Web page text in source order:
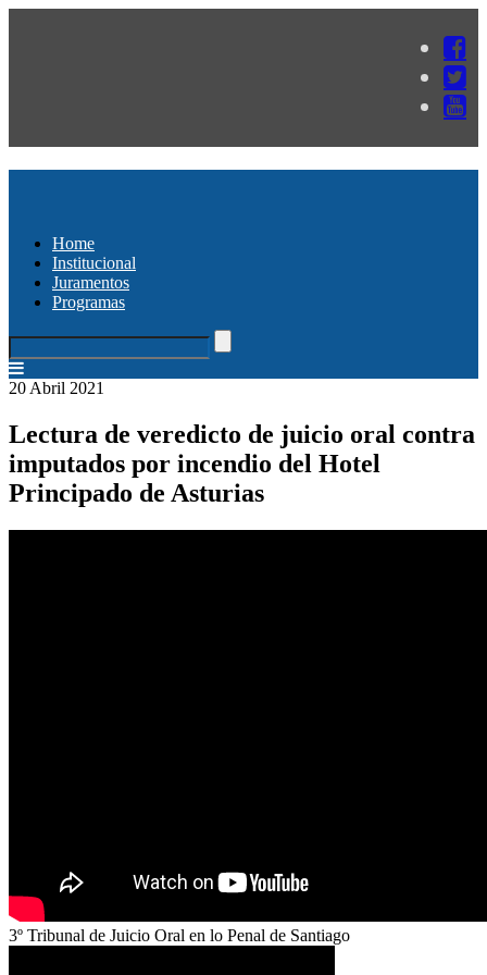
Home
Institucional
Juramentos
Programas
20 Abril 2021
Lectura de veredicto de juicio oral contra
imputados por incendio del Hotel
Principado de Asturias
3º Tribunal de Juicio Oral en lo Penal de Santiago